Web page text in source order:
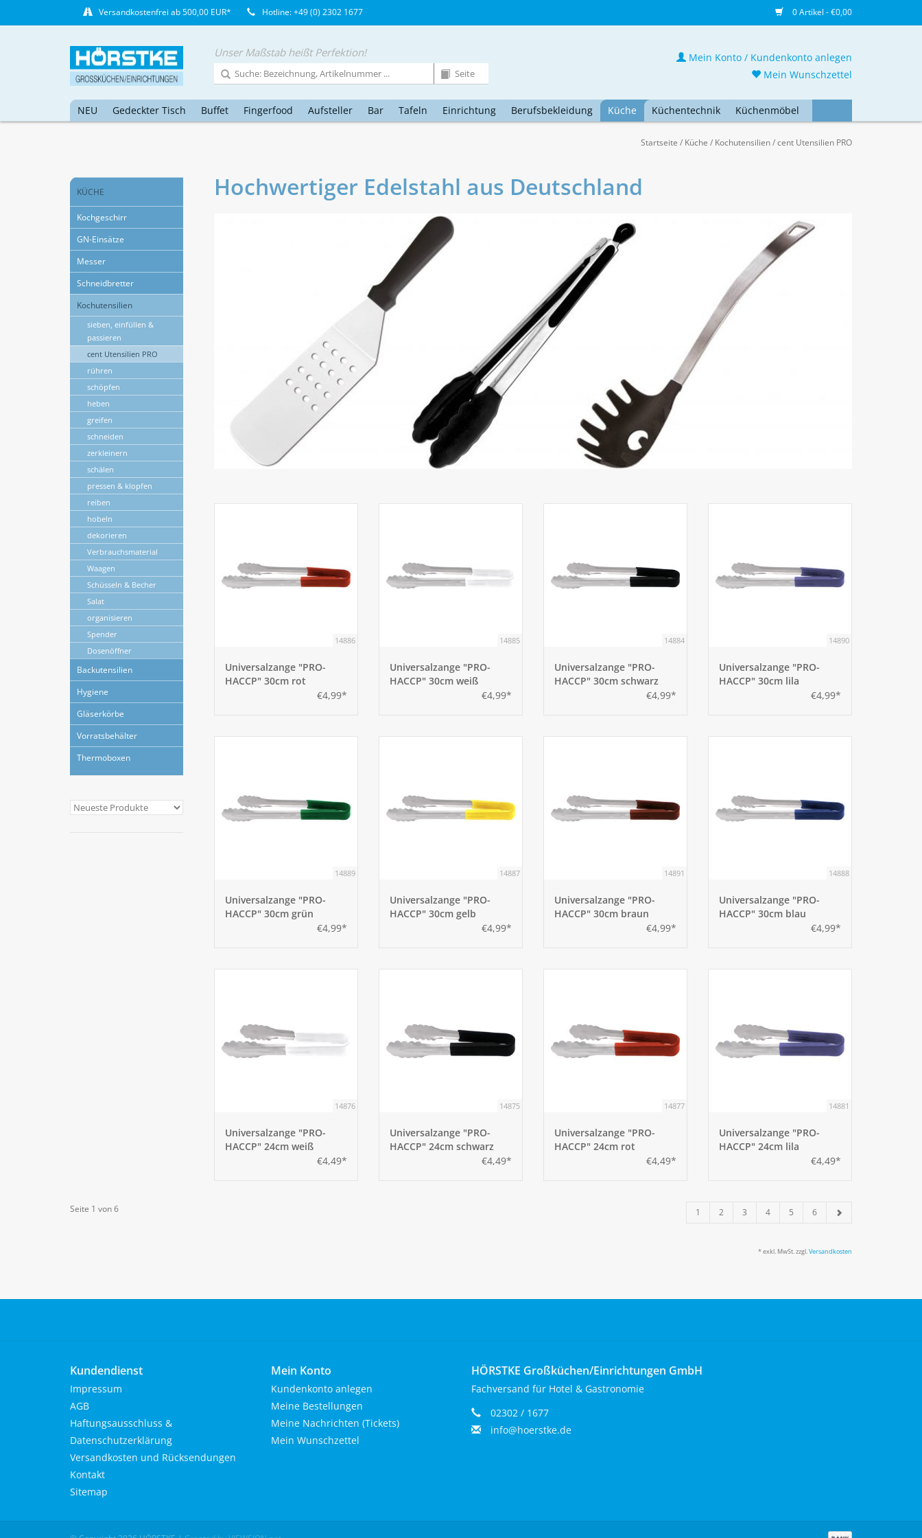
Versandkostenfrei ab 500,00 EUR* Hotline: +49 (0) 2302 1677 0 Artikel - €0,00
Unser Maßstab heißt Perfektion!
NEU Gedeckter Tisch Buffet Fingerfood Aufsteller Bar Tafeln Einrichtung Berufsbekleidung Küche Küchentechnik Küchenmöbel
Mein Konto / Kundenkonto anlegen
Mein Wunschzettel
Startseite / Küche / Kochutensilien/cent Utensilien PRO
KÜCHE
Kochgeschirr
GN-Einsätze
Messer
Schneidbretter
Kochutensilien
sieben, einfüllen &
passieren
cent Utensilien PRO
rühren
schöpfen
heben
greifen
schneiden
zerkleinern
schälen
pressen & klopfen
reiben
hobeln
dekorieren
Verbrauchsmaterial
Waagen
Schüsseln & Becher
Salat
organisieren
Spender
Dosenöffner
Backutensilien
Hygiene
Gläserkörbe
Vorratsbehälter
Thermoboxen
Hochwertiger Edelstahl aus Deutschland
14886
Universalzange "PRO-
HACCP" 30cm rot
€4,99*
14885
Universalzange "PRO-
HACCP" 30cm weiß
€4,99*
14884
Universalzange "PRO-
HACCP" 30cm schwarz
€4,99*
14890
Universalzange "PRO-
HACCP" 30cm lila
€4,99*
14889
Universalzange "PRO-
HACCP" 30cm grün
€4,99*
14887
Universalzange "PRO-
HACCP" 30cm gelb
€4,99*
14891
Universalzange "PRO-
HACCP" 30cm braun
€4,99*
14888
Universalzange "PRO-
HACCP" 30cm blau
€4,99*
14876
Universalzange "PRO-
HACCP" 24cm weiß
€4,49*
14875
Universalzange "PRO-
HACCP" 24cm schwarz
€4,49*
14877
Universalzange "PRO-
HACCP" 24cm rot
€4,49*
14881
Universalzange "PRO-
HACCP" 24cm lila
€4,49*
Seite 1 von 6 1 2 3 4 5 6
* exkl. MwSt. zzgl. Versandkosten
Kundendienst
Impressum
AGB
Haftungsausschluss &
Datenschutzerklärung
Versandkosten und Rücksendungen
Kontakt
Sitemap
Mein Konto
Kundenkonto anlegen
Meine Bestellungen
Meine Nachrichten (Tickets)
Mein Wunschzettel
HÖRSTKE Großküchen/Einrichtungen GmbH
Fachversand für Hotel & Gastronomie
02302 / 1677
info@hoerstke.de